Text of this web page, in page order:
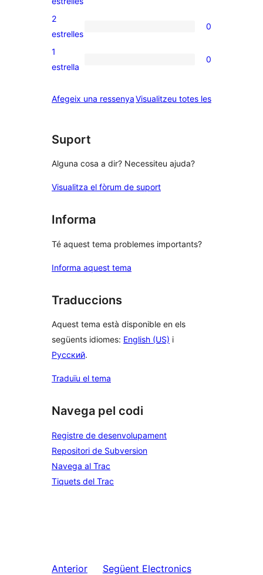
valoracions
de
0
valoracions
de
estrelles
2
estrelles
0
0
de
1
estrella
0
Afegeix una ressenyaVisualitzeu totes lesressenyes
Suport
Alguna cosa a dir? Necessiteu ajuda?
Visualitza el fòrum de suport
Informa
Té aquest tema problemes importants?
Informa aquest tema
Traduccions
Aquest tema està disponible en els
següents idiomes: English (US) i
Русский.
Traduïu el tema
Navega pel codi
Registre de desenvolupament
Repositori de Subversion
Navega al Trac
Tiquets del Trac
Anterior
Següent Electronics